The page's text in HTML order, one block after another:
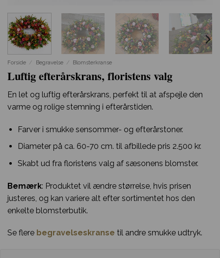
Forside / Begravelse / Blomsterkranse
Luftig efterårskrans, floristens valg
En let og luftig efterårskrans, perfekt til at afspejle den
varme og rolige stemning i efterårstiden.
Farver i smukke sensommer- og efterårstoner.
Diameter på ca. 60-70 cm. til afbillede pris 2.500 kr.
Skabt ud fra floristens valg af sæsonens blomster.
Bemærk: Produktet vil ændre størrelse, hvis prisen
justeres, og kan variere alt efter sortimentet hos den
enkelte blomsterbutik.
Se flere begravelseskranse til andre smukke udtryk.